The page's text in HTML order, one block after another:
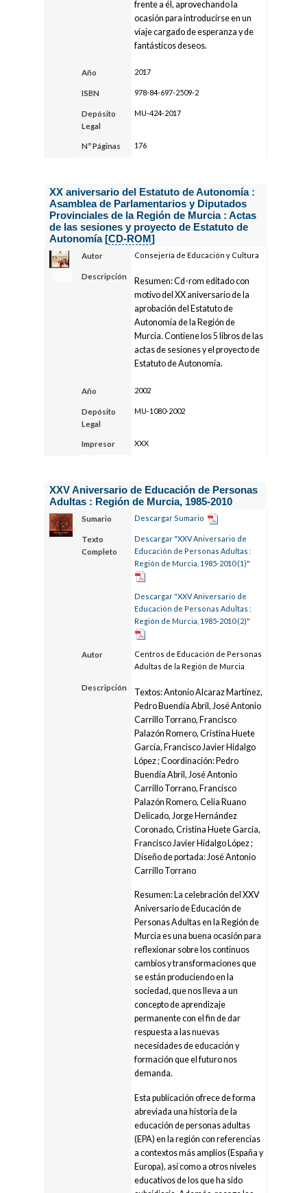
frente a él, aprovechando la
ocasión para introducirse en un
viaje cargado de esperanza y de
fantásticos deseos.
Año 2017
ISBN 978-84-697-2509-2
Depósito
Legal
MU-424-2017
Nº Páginas 176
XX aniversario del Estatuto de Autonomía :
Asamblea de Parlamentarios y Diputados
Provinciales de la Región de Murcia : Actas
de las sesiones y proyecto de Estatuto de
Autonomía [CD-ROM]
Autor Consejería de Educación y Cultura
Descripción
Resumen: Cd-rom editado con
motivo del XX aniversario de la
aprobación del Estatuto de
Autonomía de la Región de
Murcia. Contiene los 5 libros de las
actas de sesiones y el proyecto de
Estatuto de Autonomía.
Año 2002
Depósito
Legal
MU-1080-2002
Impresor XXX
XXV Aniversario de Educación de Personas
Adultas : Región de Murcia, 1985-2010
Sumario Descargar Sumario
Texto
Completo
Descargar "XXV Aniversario de
Educación de Personas Adultas :
Región de Murcia, 1985-2010 (1)"
Descargar "XXV Aniversario de
Educación de Personas Adultas :
Región de Murcia, 1985-2010 (2)"
Autor
Centros de Educación de Personas
Adultas de la Región de Murcia
Descripción
Textos: Antonio Alcaraz Martínez,
Pedro Buendía Abril, José Antonio
Carrillo Torrano, Francisco
Palazón Romero, Cristina Huete
García, Francisco Javier Hidalgo
López ; Coordinación: Pedro
Buendía Abril, José Antonio
Carrillo Torrano, Francisco
Palazón Romero, Celia Ruano
Delicado, Jorge Hernández
Coronado, Cristina Huete García,
Francisco Javier Hidalgo López ;
Diseño de portada: José Antonio
Carrillo Torrano
Resumen: La celebración del XXV
Aniversario de Educación de
Personas Adultas en la Región de
Murcia es una buena ocasión para
reflexionar sobre los continuos
cambios y transformaciones que
se están produciendo en la
sociedad, que nos lleva a un
concepto de aprendizaje
permanente con el fin de dar
respuesta a las nuevas
necesidades de educación y
formación que el futuro nos
demanda.
Esta publicación ofre­ce de forma
abreviada una historia de la
educa­ción de personas adultas
(EPA) en la región con referencias
a contextos más amplios (España y
Europa), así como a otros niveles
educativos de los que ha sido